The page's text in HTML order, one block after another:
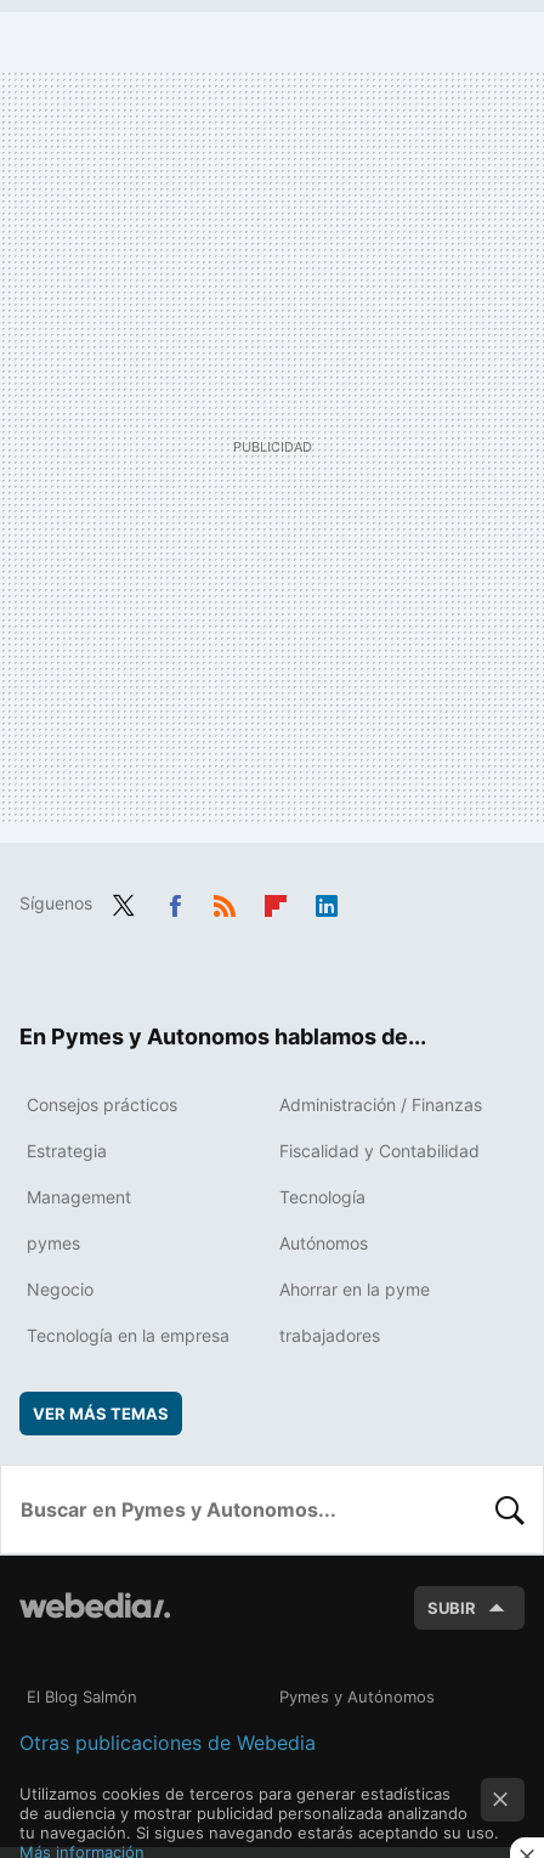
Síguenos
En Pymes y Autonomos hablamos de...
Consejos prácticos Administración / Finanzas
Estrategia Fiscalidad y Contabilidad
Management Tecnología
pymes Autónomos
Negocio Ahorrar en la pyme
Tecnología en la empresa trabajadores
VER MÁS TEMAS
SUBIR
El Blog Salmón Pymes y Autónomos
Otras publicaciones de Webedia
Utilizamos cookies de terceros para generar estadísticas
de audiencia y mostrar publicidad personalizada analizando
tu navegación. Si sigues navegando estarás aceptando su uso.
Más información